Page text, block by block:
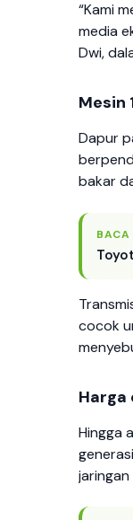
“Kami
media
Dwi,
Mesin
Dapur
bakar
BACA
cocok
Harga
Hingga